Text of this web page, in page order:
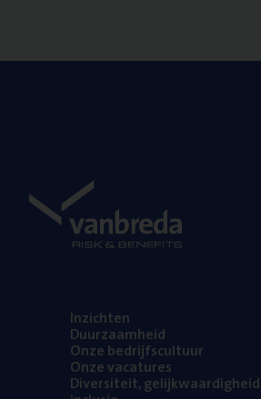
Inzich­ten
Duur­zaam­heid
Onze bedrijfs­cul­tuur
Onze vaca­tu­res
Diver­si­teit,